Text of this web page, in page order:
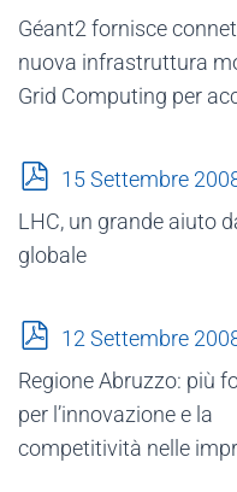
f
Géant2 fornisce
nuova infrastruttura
Grid Computing per
p
f
15 Settembre
LHC, un grande aiuto
globale
p
f
12 Settembre
Regione Abruzzo: più
per l’innovazione e la
competitività nelle